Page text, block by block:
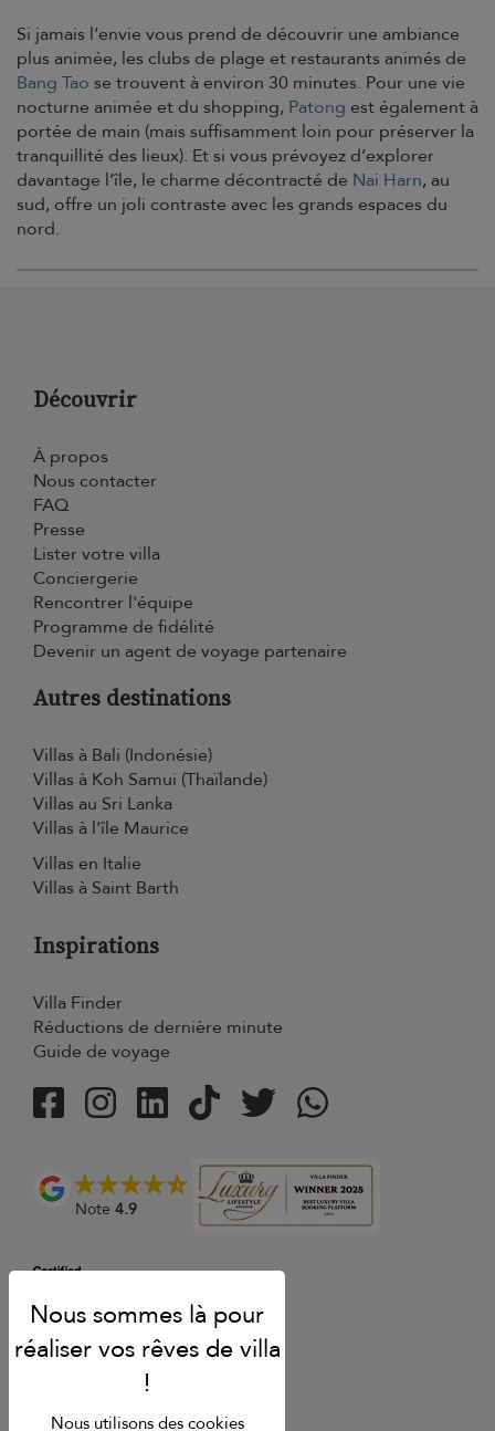
Si jamais l’envie vous prend de découvrir une ambiance
plus animée, les clubs de plage et restaurants animés de
Bang Tao se trouvent à environ 30 minutes. Pour une vie
nocturne animée et du shopping, Patong est également à
portée de main (mais suffisamment loin pour préserver la
tranquillité des lieux). Et si vous prévoyez d’explorer
davantage l’île, le charme décontracté de Nai Harn, au
sud, offre un joli contraste avec les grands espaces du
nord.
Découvrir
À propos
Nous contacter
FAQ
Presse
Lister votre villa
Conciergerie
Rencontrer l'équipe
Programme de fidélité
Devenir un agent de voyage partenaire
Autres destinations
Villas à Bali (Indonésie)
Villas à Koh Samui (Thaïlande)
Villas au Sri Lanka
Villas à l'île Maurice
Villas en Italie
Villas à Saint Barth
Inspirations
Villa Finder
Réductions de dernière minute
Guide de voyage
Note 4.9
Nous utilisons des cookies